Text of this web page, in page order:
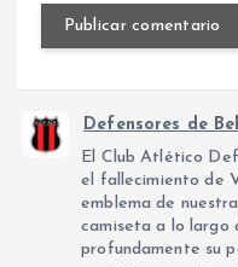
Defensores de
El Club Atlético
el fallecimiento de
emblema de
camiseta a lo largo
profundamente su